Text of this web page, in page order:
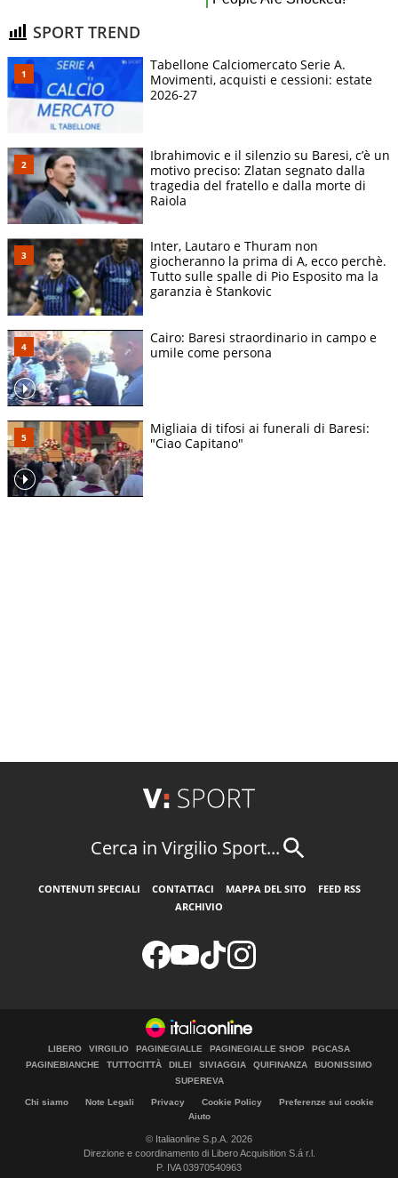
SPORT TREND
Tabellone Calciomercato Serie A.
Movimenti, acquisti e cessioni: estate
2026-27
Ibrahimovic e il silenzio su Baresi, c’è un
motivo preciso: Zlatan segnato dalla
tragedia del fratello e dalla morte di
Raiola
Inter, Lautaro e Thuram non
giocheranno la prima di A, ecco perchè.
Tutto sulle spalle di Pio Esposito ma la
garanzia è Stankovic
Cairo: Baresi straordinario in campo e
umile come persona
Migliaia di tifosi ai funerali di Baresi:
"Ciao Capitano"
Cerca in Virgilio Sport...
CONTENUTI SPECIALI CONTATTACI MAPPA DEL SITO
FEED RSS
ARCHIVIO
LIBERO VIRGILIO PAGINEGIALLE PAGINEGIALLE SHOP
PGCASA
PAGINEBIANCHE
TUTTOCITTÀ DILEI SIVIAGGIA QUIFINANZA
BUONISSIMO
SUPEREVA
Chi siamo Note Legali Privacy Cookie Policy
Preferenze sui cookie
Aiuto
© Italiaonline S.p.A. 2026
Direzione e coordinamento di Libero Acquisition S.á r.l.
P. IVA 03970540963